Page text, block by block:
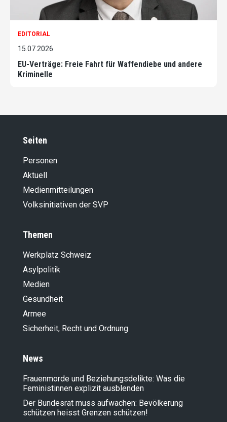
EDITORIAL
15.07.2026
EU-Verträge: Freie Fahrt für Waffendiebe und andere
Kriminelle
Seiten
Personen
Aktuell
Medienmitteilungen
Volksinitiativen der SVP
Themen
Werkplatz Schweiz
Asylpolitik
Medien
Gesundheit
Armee
Sicherheit, Recht und Ordnung
News
Frauenmorde und Beziehungsdelikte: Was die
Feministinnen explizit ausblenden
Der Bundesrat muss aufwachen: Bevölkerung
schützen heisst Grenzen schützen!